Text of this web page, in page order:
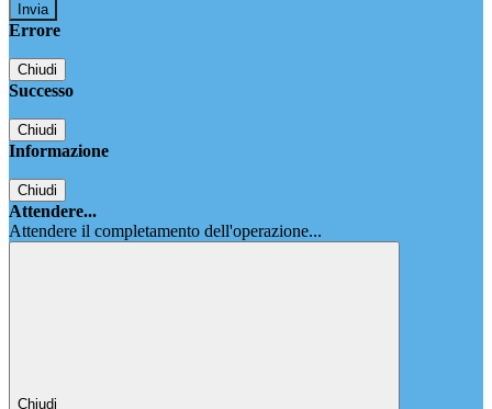
Errore
Chiudi
Successo
Chiudi
Informazione
Chiudi
Attendere...
Attendere il completamento dell'operazione...
Chiudi